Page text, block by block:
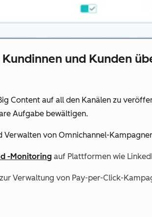
und Kunden
Content auf all den Kanälen zu
Aufgabe bewältigen.
Verwalten von Omnichannel-
-Monitoring auf Plattformen wie
zur Verwaltung von Pay-per-Click-